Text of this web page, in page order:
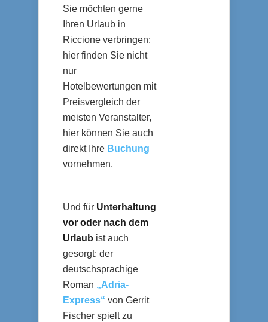
Sie möchten gerne
Ihren Urlaub in
Riccione verbringen:
hier finden Sie nicht
nur
Hotelbewertungen mit
Preisvergleich der
meisten Veranstalter,
hier können Sie auch
direkt Ihre Buchung
vornehmen.
Und für Unterhaltung
vor oder nach dem
Urlaub ist auch
gesorgt: der
deutschsprachige
Roman „Adria-
Express“ von Gerrit
Fischer spielt zu